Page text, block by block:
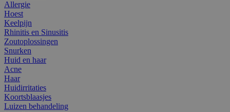
Allergie
Hoest
Keelpijn
Rhinitis en Sinusitis
Zoutoplossingen
Snurken
Huid en haar
Acne
Haar
Huidirritaties
Koortsblaasjes
Luizen behandeling